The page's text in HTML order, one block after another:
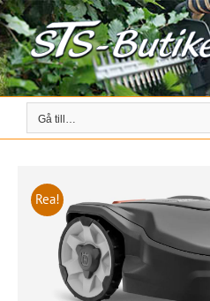
Fortsätt
till
innehållet
Gå till…
Rea!